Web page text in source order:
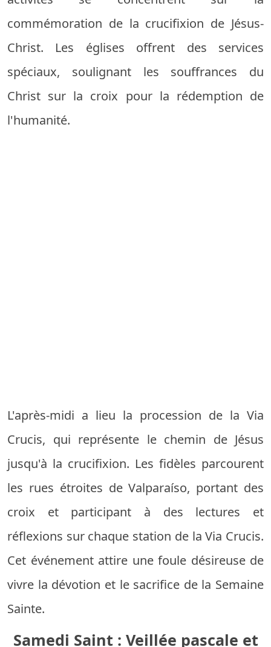
commémoration de la crucifixion de Jésus-
Christ. Les églises offrent des services
spéciaux, soulignant les souffrances du
Christ sur la croix pour la rédemption de
l'humanité.
L'après-midi a lieu la procession de la Via
Crucis, qui représente le chemin de Jésus
jusqu'à la crucifixion. Les fidèles parcourent
les rues étroites de Valparaíso, portant des
croix et participant à des lectures et
réflexions sur chaque station de la Via Crucis.
Cet événement attire une foule désireuse de
vivre la dévotion et le sacrifice de la Semaine
Sainte.
Samedi Saint : Veillée pascale et